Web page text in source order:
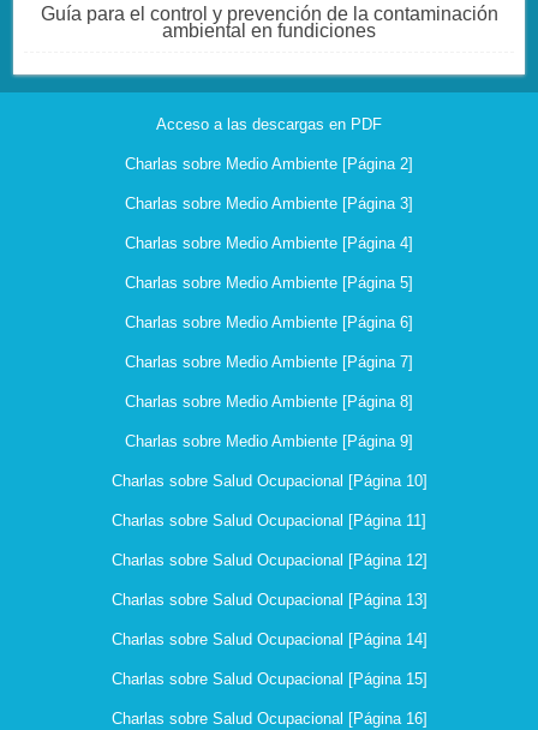
Guía para el control y prevención de la contaminación
ambiental en fundiciones
Acceso a las descargas en PDF
Charlas sobre Medio Ambiente [Página 2]
Charlas sobre Medio Ambiente [Página 3]
Charlas sobre Medio Ambiente [Página 4]
Charlas sobre Medio Ambiente [Página 5]
Charlas sobre Medio Ambiente [Página 6]
Charlas sobre Medio Ambiente [Página 7]
Charlas sobre Medio Ambiente [Página 8]
Charlas sobre Medio Ambiente [Página 9]
Charlas sobre Salud Ocupacional [Página 10]
Charlas sobre Salud Ocupacional [Página 11]
Charlas sobre Salud Ocupacional [Página 12]
Charlas sobre Salud Ocupacional [Página 13]
Charlas sobre Salud Ocupacional [Página 14]
Charlas sobre Salud Ocupacional [Página 15]
Charlas sobre Salud Ocupacional [Página 16]